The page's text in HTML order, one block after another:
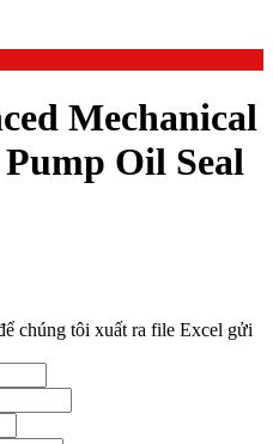
Mechanical
Pump Oil Seal
chúng tôi xuất ra file Excel gửi